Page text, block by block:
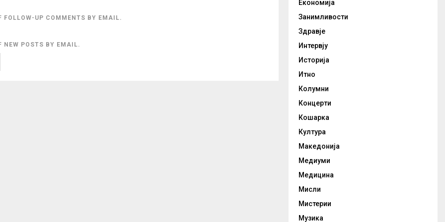
FOLLOW-UP COMMENTS BY EMAIL.
NEW POSTS BY EMAIL.
Економија
Занимливости
Здравје
Интервју
Историја
Итно
Колумни
Концерти
Кошарка
Култура
Македонија
Медиуми
Медицина
Мисли
Мистерии
Музика